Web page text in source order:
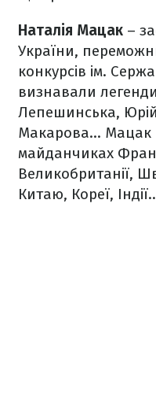
Наталія Мацак –
України,
конкурсів ім.
визнавали
Лепешинська,
Макарова... Мацак
майданчиках
Великобританії,
Китаю, Кореї,